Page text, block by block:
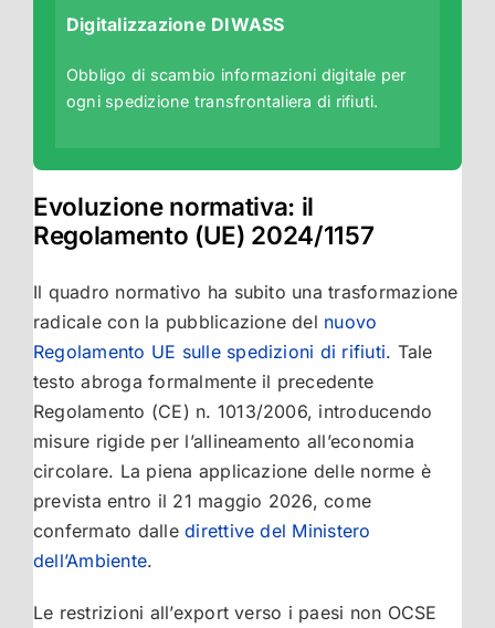
Digitalizzazione DIWASS
Obbligo di scambio informazioni digitale per
ogni spedizione transfrontaliera di rifiuti.
Evoluzione normativa: il
Regolamento (UE) 2024/1157
Il quadro normativo ha subito una trasformazione
radicale con la pubblicazione del nuovo
Regolamento UE sulle spedizioni di rifiuti. Tale
testo abroga formalmente il precedente
Regolamento (CE) n. 1013/2006, introducendo
misure rigide per l’allineamento all’economia
circolare. La piena applicazione delle norme è
prevista entro il 21 maggio 2026, come
confermato dalledirettive del Ministero
dell’Ambiente.
Le restrizioni all’export verso i paesi non OCSE